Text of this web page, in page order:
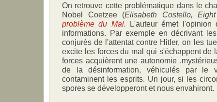
On retrouve cette problématique dans le
Nobel Coetzee (Elisabeth Costello,
problème du Mal. L'auteur émet l'opinion
informations. Par exemple en décrivant
conjurés de l'attentat contre Hitler, on les
excite les forces du mal qui s'échappent de
forces acquièrent une autonomie
de la désinformation, véhiculés par le
contaminent les esprits. Un jour, si les
spores se développeront et nous envahiront.